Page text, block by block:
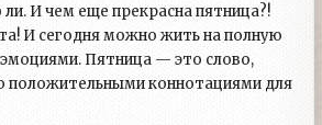
И чем еще прекрасна пятница?!
И сегодня можно жить на полную
Пятница — это слово,
положительными коннотациями для